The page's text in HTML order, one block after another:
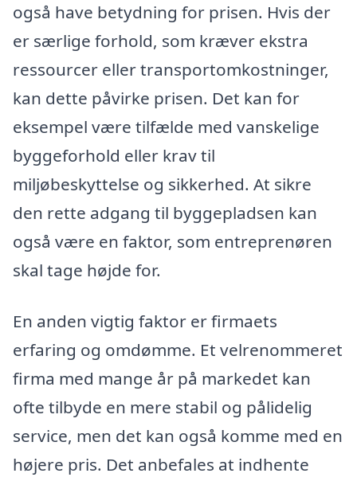
også have betydning for prisen. Hvis der
er særlige forhold, som kræver ekstra
ressourcer eller transportomkostninger,
kan dette påvirke prisen. Det kan for
eksempel være tilfælde med vanskelige
byggeforhold eller krav til
miljøbeskyttelse og sikkerhed. At sikre
den rette adgang til byggepladsen kan
også være en faktor, som entreprenøren
skal tage højde for.
En anden vigtig faktor er firmaets
erfaring og omdømme. Et velrenommeret
firma med mange år på markedet kan
ofte tilbyde en mere stabil og pålidelig
service, men det kan også komme med en
højere pris. Det anbefales at indhente